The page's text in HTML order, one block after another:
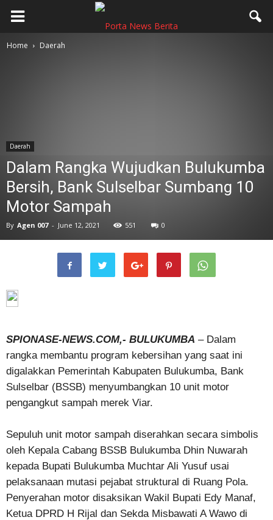
Home Daerah
Daerah
Dalam Rangka Wujudkan Bulukumba
Bersih, Bank Sulselbar Sumbang 10
Motor Sampah
By Agen 007 - June 12, 2021 551 0
SPIONASE-NEWS.COM,- BULUKUMBA – Dalam
rangka membantu program kebersihan yang saat ini
digalakkan Pemerintah Kabupaten Bulukumba, Bank
Sulselbar (BSSB) menyumbangkan 10 unit motor
pengangkut sampah merek Viar.
Sepuluh unit motor sampah diserahkan secara simbolis
oleh Kepala Cabang BSSB Bulukumba Dhin Nuwarah
kepada Bupati Bulukumba Muchtar Ali Yusuf usai
pelaksanaan mutasi pejabat struktural di Ruang Pola.
Penyerahan motor disaksikan Wakil Bupati Edy Manaf,
Ketua DPRD H Rijal dan Sekda Misbawati A Wawo di